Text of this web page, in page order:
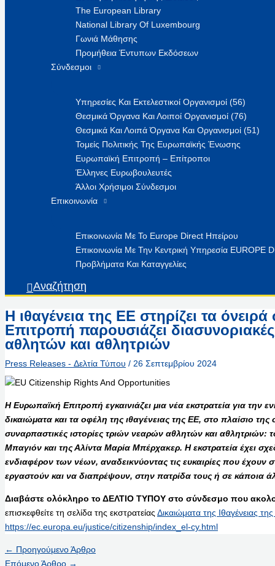
The European Library
National Library Of Luxembourg
Γωνιά Μάθησης
Προμήθεια Έντυπων Εκδόσεων
Σύνδεσμοι
Υπηρεσίες Και Εκτελεστικοί Οργανισμοί (56)
Θεσμικά Όργανα Και Λοιποί Οργανισμοί (76)
Θεσμικά Και Λοιπά Όργανα Και Οργανισμοί (51)
Τομείς Πολιτικής Της Ευρωπαϊκής Ένωσης
Ευρωπαϊκή Επιτροπή – Επίτροποι
Έλληνες Ευρωβουλευτές
Άλλοι Χρήσιμοι Σύνδεσμοι
Επικοινωνία
Επικοινωνία Με Το Europe Direct Ηπείρου
Επικοινωνία Με Την Κεντρική Υπηρεσία EUROPE
Προβλήματα Και Καταγγελίες
Αναζήτηση
Η ιθαγένεια της ΕΕ στηρίζει τα
Επιτροπή παρουσιάζει διασυνοριακές
αθλητών και αθλητριών
Press Releases - Δελτία Τύπου / 26 Σεπτεμβρίου 2024
Η Ευρωπαϊκή Επιτροπή εγκαινιάζει μια νέα εκστρατεία για την
δικαιώματα και τα οφέλη της ιθαγένειας της ΕΕ, στο πλαίσιο της
συναρπαστικές ιστορίες τριών νεαρών αθλητών και αθλητριών:
Μπαγιόν και της Αλίντα Μαρία Μπέρχακερ. Η εκστρατεία έχει
ενδιαφέρον των νέων, αναδεικνύοντας τις ευκαιρίες που έχουν
εργαστούν και να διαπρέψουν, στην πατρίδα τους ή σε κάποια
Διαβάστε ολόκληρο το ΔΕΛΤΙΟ ΤΥΠΟΥ στο σύνδεσμο που
επισκεφθείτε τη σελίδα της εκστρατείας Δικαιώματα της Ιθαγένειας
https://ec.europa.eu/justice/citizenship/index_el-cy.html
← Προηγούμενο Άρθρο
Επόμενο Άρθρο →